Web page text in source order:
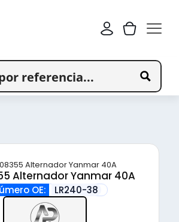
Alternador Yanmar 40A
OE: LR240-38